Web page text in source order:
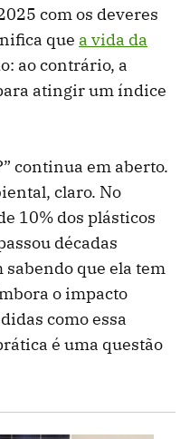
com os deveres
que a vida da
ao contrário, a
atingir um índice
continua em aberto.
claro. No
10% dos plásticos
décadas
que ela tem
o impacto
como essa
é uma questão